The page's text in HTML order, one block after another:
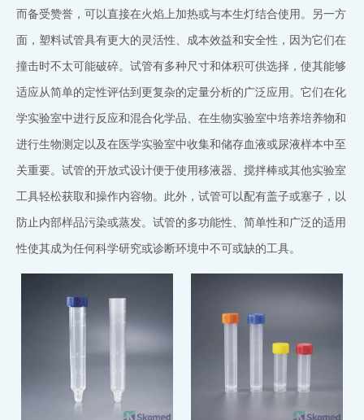
而备受赞誉，可以直接在火焰上加热或与本生灯结合使用。另一方
面，塑料试管具有更大的灵活性、成本效益和安全性，因为它们在
撞击时不太可能破碎。试管有多种尺寸和体积可供选择，使其能够
适应从简单的定性评估到更复杂的定量分析的广泛应用。它们在化
学实验室中进行反应和混合化学品、在生物实验室中培养培养物和
进行生物测定以及在医学实验室中收集和储存血液或尿液样本中至
关重要。试管的开放式设计便于使用移液器、搅拌棒或其他实验室
工具轻松获取和操作内容物。此外，试管可以配有盖子或塞子，以
防止内部样品污染或蒸发。试管的多功能性、简单性和广泛的适用
性使其成为任何科学研究或诊断环境中不可或缺的工具。